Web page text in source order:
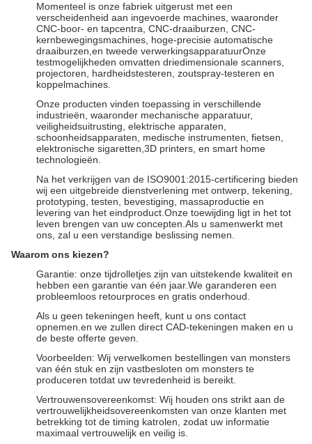
Momenteel is onze fabriek uitgerust met een
verscheidenheid aan ingevoerde machines, waaronder
CNC-boor- en tapcentra, CNC-draaiburzen, CNC-
kernbewegingsmachines, hoge-precisie automatische
draaiburzen,en tweede verwerkingsapparatuurOnze
testmogelijkheden omvatten driedimensionale scanners,
projectoren, hardheidstesteren, zoutspray-testeren en
koppelmachines.
Onze producten vinden toepassing in verschillende
industrieën, waaronder mechanische apparatuur,
veiligheidsuitrusting, elektrische apparaten,
schoonheidsapparaten, medische instrumenten, fietsen,
elektronische sigaretten,3D printers, en smart home
technologieën.
Na het verkrijgen van de ISO9001:2015-certificering bieden
wij een uitgebreide dienstverlening met ontwerp, tekening,
prototyping, testen, bevestiging, massaproductie en
levering van het eindproduct.Onze toewijding ligt in het tot
leven brengen van uw concepten.Als u samenwerkt met
ons, zal u een verstandige beslissing nemen.
Waarom ons kiezen?
Garantie: onze tijdrolletjes zijn van uitstekende kwaliteit en
hebben een garantie van één jaar.We garanderen een
probleemloos retourproces en gratis onderhoud.
Als u geen tekeningen heeft, kunt u ons contact
opnemen.en we zullen direct CAD-tekeningen maken en u
de beste offerte geven.
Voorbeelden: Wij verwelkomen bestellingen van monsters
van één stuk en zijn vastbesloten om monsters te
produceren totdat uw tevredenheid is bereikt.
Vertrouwensovereenkomst: Wij houden ons strikt aan de
vertrouwelijkheidsovereenkomsten van onze klanten met
betrekking tot de timing katrolen, zodat uw informatie
maximaal vertrouwelijk en veilig is.